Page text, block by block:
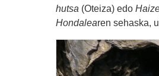
hutsa (Oteiza) edo
Hondalearen sehaska,